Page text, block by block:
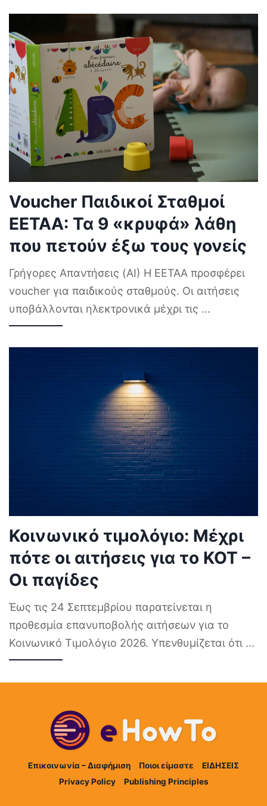
Voucher Παιδικοί Σταθμοί
ΕΕΤΑΑ: Τα 9 «κρυφά» λάθη
που πετούν έξω τους γονείς
Γρήγορες Απαντήσεις (AI) Η ΕΕΤΑΑ προσφέρει
voucher για παιδικούς σταθμούς. Οι αιτήσεις
υποβάλλονται ηλεκτρονικά μέχρι τις ...
Κοινωνικό τιμολόγιο: Μέχρι
πότε οι αιτήσεις για το ΚΟΤ –
Οι παγίδες
Έως τις 24 Σεπτεμβρίου παρατείνεται η
προθεσμία επανυποβολής αιτήσεων για το
Κοινωνικό Τιμολόγιο 2026. Υπενθυμίζεται ότι ...
Επικοινωνία – Διαφήμιση Ποιοι είμαστε
ΕΙΔΗΣΕΙΣ
Privacy Policy
Publishing Principles